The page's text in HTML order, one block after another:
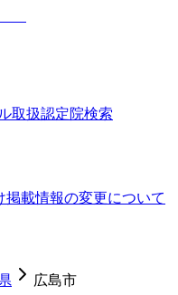
取扱認定院検索
掲載情報の変更について
広島市